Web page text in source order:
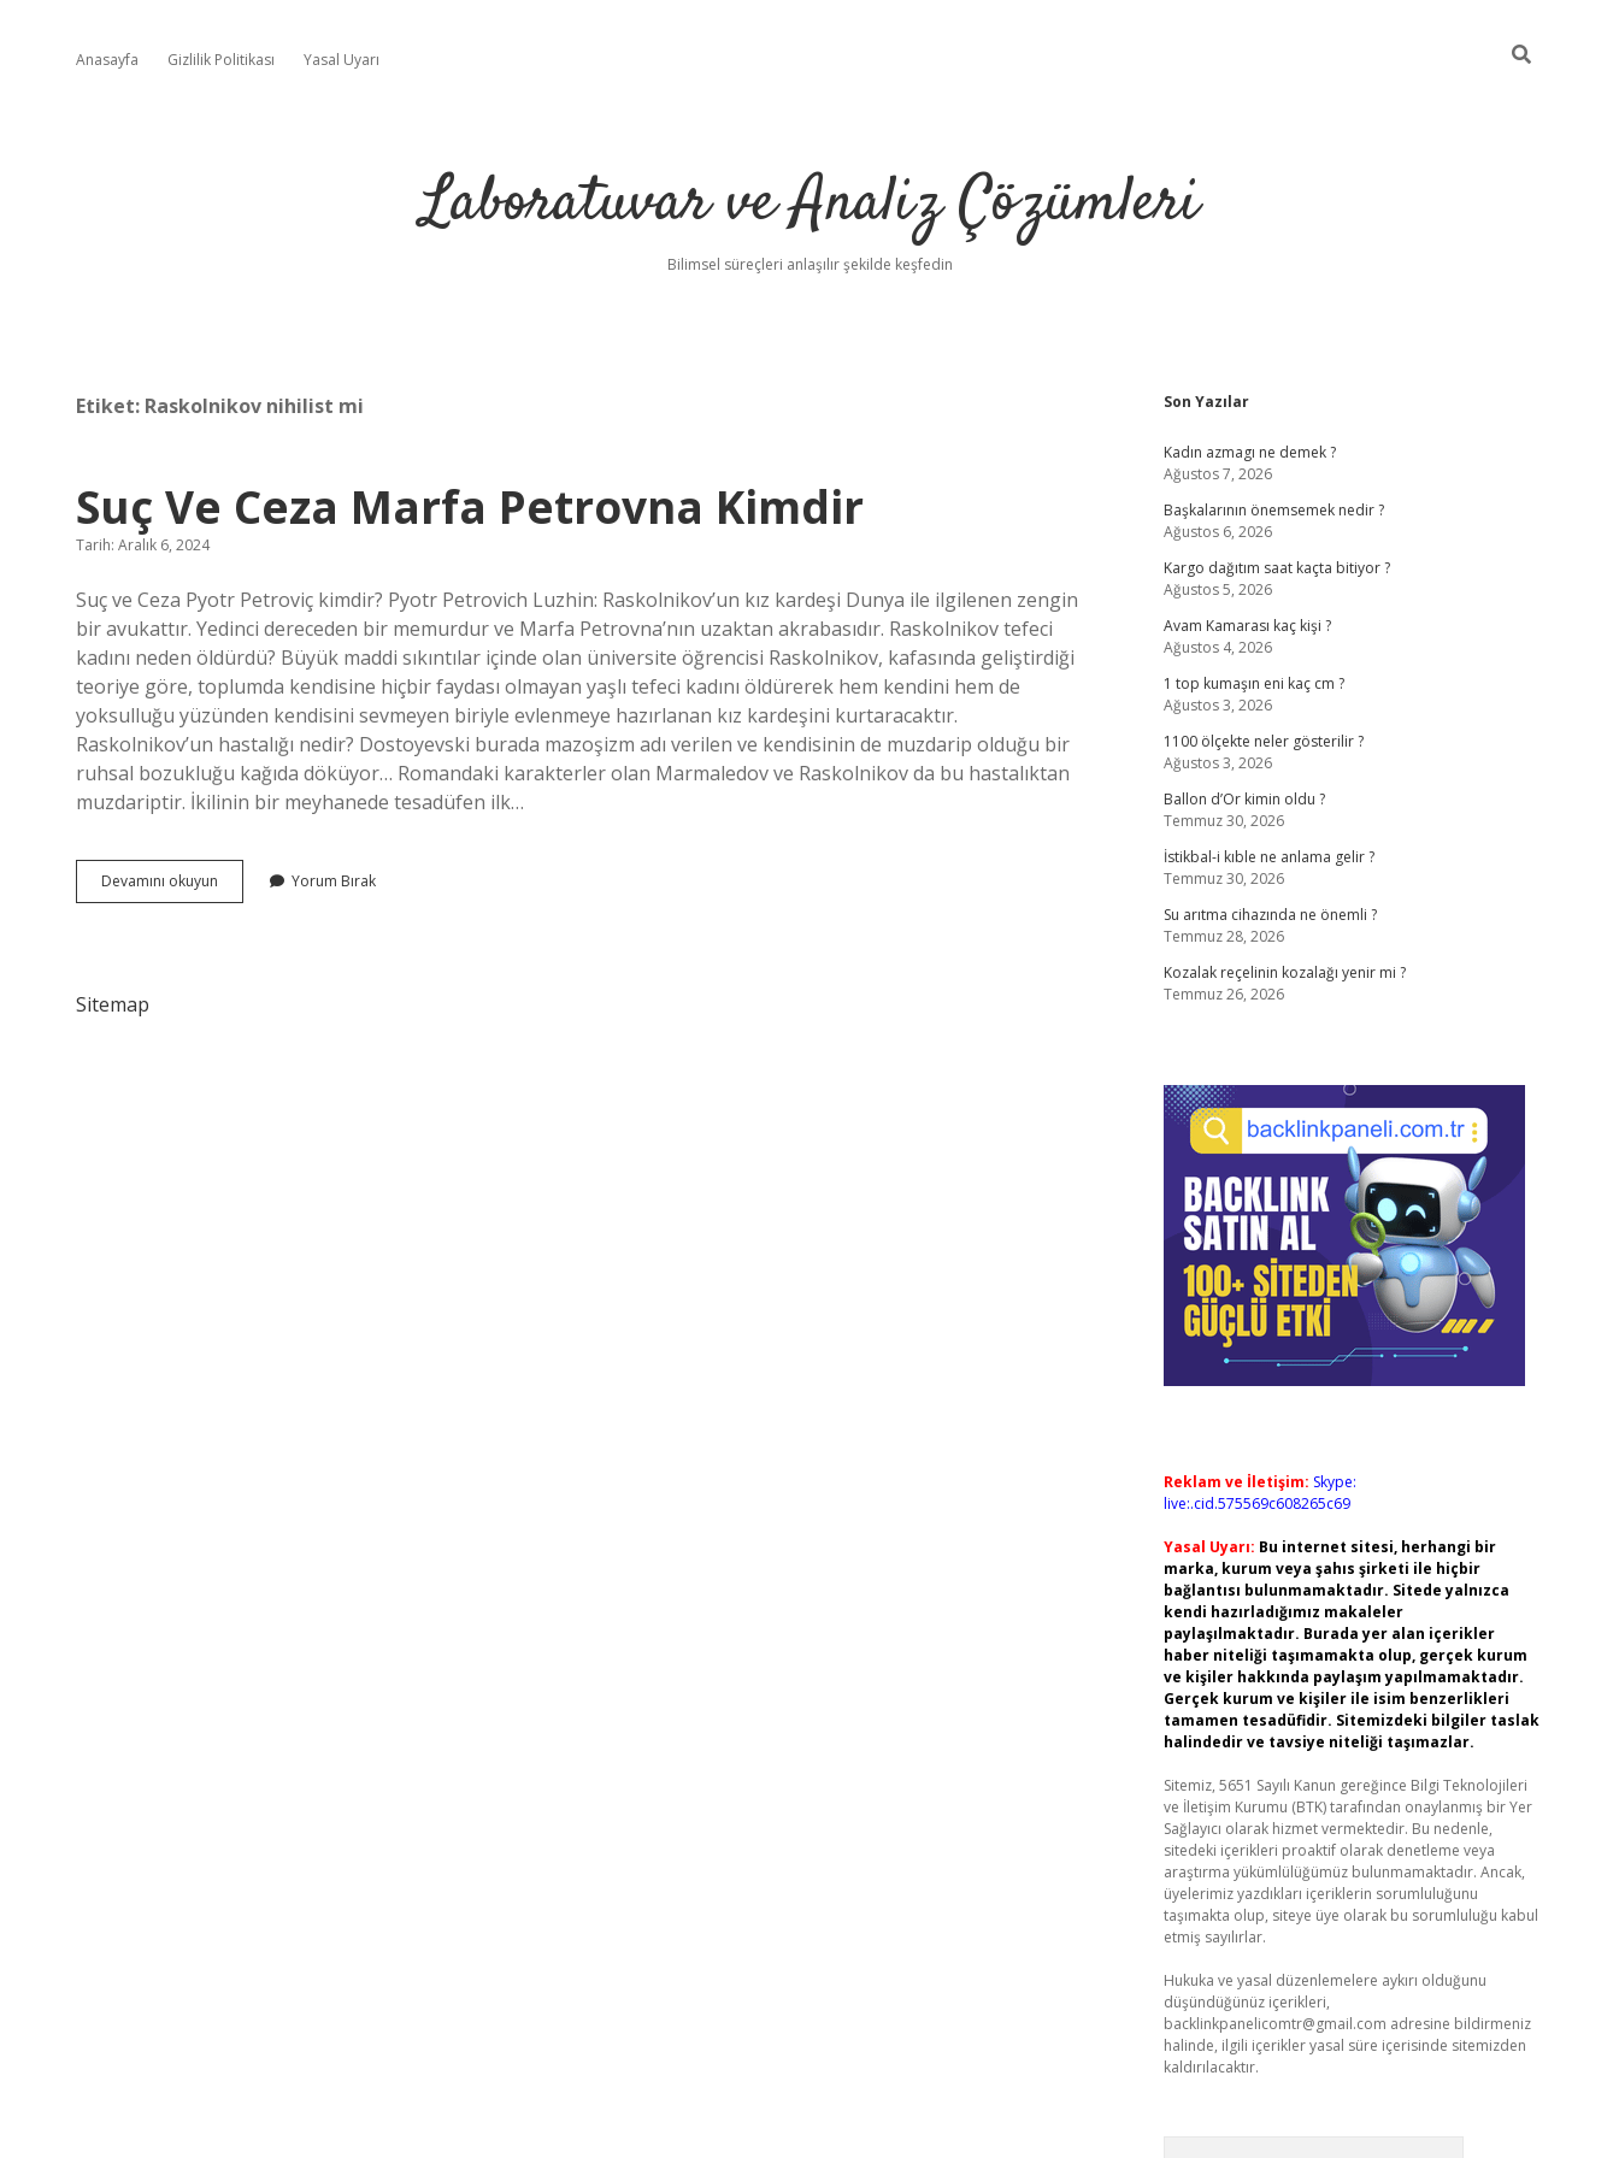
Anasayfa Gizlilik Politikası Yasal Uyarı
Laboratuvar ve Analiz Çözümleri
Bilimsel süreçleri anlaşılır şekilde keşfedin
Etiket: Raskolnikov nihilist mi
Suç Ve Ceza Marfa Petrovna Kimdir
Tarih: Aralık 6, 2024
Suç ve Ceza Pyotr Petroviç kimdir? Pyotr Petrovich Luzhin: Raskolnikov’un kız kardeşi Dunya ile ilgilenen zengin
bir avukattır. Yedinci dereceden bir memurdur ve Marfa Petrovna’nın uzaktan akrabasıdır. Raskolnikov tefeci
kadını neden öldürdü? Büyük maddi sıkıntılar içinde olan üniversite öğrencisi Raskolnikov, kafasında geliştirdiği
teoriye göre, toplumda kendisine hiçbir faydası olmayan yaşlı tefeci kadını öldürerek hem kendini hem de
yoksulluğu yüzünden kendisini sevmeyen biriyle evlenmeye hazırlanan kız kardeşini kurtaracaktır.
Raskolnikov’un hastalığı nedir? Dostoyevski burada mazoşizm adı verilen ve kendisinin de muzdarip olduğu bir
ruhsal bozukluğu kağıda döküyor… Romandaki karakterler olan Marmaledov ve Raskolnikov da bu hastalıktan
muzdariptir. İkilinin bir meyhanede tesadüfen ilk…
Devamını okuyun
Ve
Yorum Bırak
Sitemap
Sidebar
Son Yazılar
Kadın azmagı ne demek ?
Ağustos 7, 2026
Başkalarının önemsemek nedir ?
Ağustos 6, 2026
Kargo dağıtım saat kaçta bitiyor ?
Ağustos 5, 2026
Avam Kamarası kaç kişi ?
Ağustos 4, 2026
1 top kumaşın eni kaç cm ?
Ağustos 3, 2026
1100 ölçekte neler gösterilir ?
Ağustos 3, 2026
Ballon d’Or kimin oldu ?
Temmuz 30, 2026
İstikbal-i kıble ne anlama gelir ?
Temmuz 30, 2026
Su arıtma cihazında ne önemli ?
Temmuz 28, 2026
Kozalak reçelinin kozalağı yenir mi ?
Temmuz 26, 2026
Reklam ve İletişim: Skype:
live:.cid.575569c608265c69
Yasal Uyarı: Bu internet sitesi, herhangi bir
marka, kurum veya şahıs şirketi ile hiçbir
bağlantısı bulunmamaktadır. Sitede yalnızca
kendi hazırladığımız makaleler
paylaşılmaktadır. Burada yer alan içerikler
haber niteliği taşımamakta olup, gerçek kurum
ve kişiler hakkında paylaşım yapılmamaktadır.
Gerçek kurum ve kişiler ile isim benzerlikleri
tamamen tesadüfidir. Sitemizdeki bilgiler taslak
halindedir ve tavsiye niteliği taşımazlar.
Sitemiz, 5651 Sayılı Kanun gereğince Bilgi Teknolojileri
ve İletişim Kurumu (BTK) tarafından onaylanmış bir Yer
Sağlayıcı olarak hizmet vermektedir. Bu nedenle,
sitedeki içerikleri proaktif olarak denetleme veya
araştırma yükümlülüğümüz bulunmamaktadır. Ancak,
üyelerimiz yazdıkları içeriklerin sorumluluğunu
taşımakta olup, siteye üye olarak bu sorumluluğu kabul
etmiş sayılırlar.
Hukuka ve yasal düzenlemelere aykırı olduğunu
düşündüğünüz içerikleri,
backlinkpanelicomtr@gmail.com adresine bildirmeniz
halinde, ilgili içerikler yasal süre içerisinde sitemizden
kaldırılacaktır.